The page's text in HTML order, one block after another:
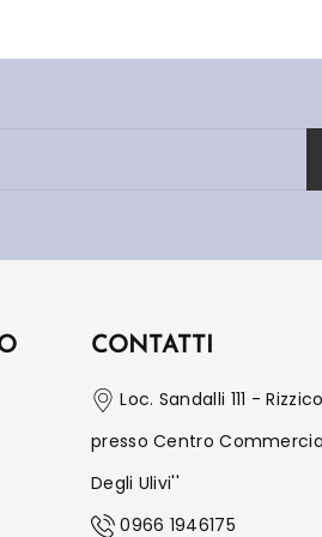
CONTATTI
Loc. Sandalli 111 -
presso Centro
Degli Ulivi''
0966 1946175